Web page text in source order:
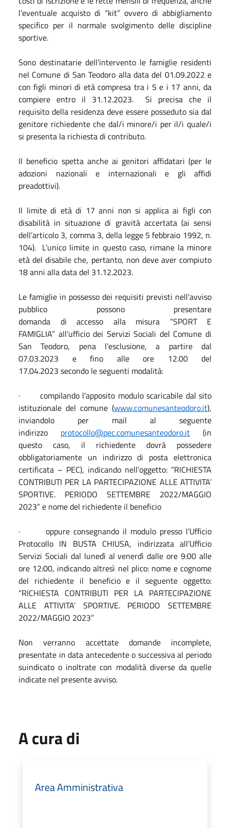
l’eventuale acquisto di “kit” ovvero di abbigliamento
specifico per il normale svolgimento delle discipline
sportive.
Sono destinatarie dell’intervento le famiglie residenti
nel Comune di San Teodoro alla data del 01.09.2022 e
con figli minori di età compresa tra i 5 e i 17 anni, da
compiere entro il 31.12.2023. Si precisa che il
requisito della residenza deve essere posseduto sia dal
genitore richiedente che dal/i minore/i per il/i quale/i
si presenta la richiesta di contributo.
Il beneficio spetta anche ai genitori affidatari (per le
adozioni nazionali e internazionali e gli affidi
preadottivi).
Il limite di età di 17 anni non si applica ai figli con
disabilità in situazione di gravità accertata (ai sensi
dell’articolo 3, comma 3, della legge 5 febbraio 1992, n.
104). L’unico limite in questo caso, rimane la minore
età del disabile che, pertanto, non deve aver compiuto
18 anni alla data del 31.12.2023.
Le famiglie in possesso dei requisiti previsti nell’avviso
pubblico possono presentare
domanda di accesso alla misura “SPORT E
FAMIGLIA” all’ufficio dei Servizi Sociali del Comune di
San Teodoro, pena l’esclusione, a partire dal
07.03.2023 e fino alle ore 12.00 del
17.04.2023 secondo le seguenti modalità:
· compilando l’apposito modulo scaricabile dal sito
istituzionale del comune (www.comunesanteodoro.it),
inviandolo per mail al seguente
indirizzo protocollo@pec.comunesanteodoro.it (in
questo caso, il richiedente dovrà possedere
obbligatoriamente un indirizzo di posta elettronica
certificata – PEC), indicando nell’oggetto: “RICHIESTA
CONTRIBUTI PER LA PARTECIPAZIONE ALLE ATTIVITA’
SPORTIVE. PERIODO SETTEMBRE 2022/MAGGIO
2023” e nome del richiedente il beneficio
· oppure consegnando il modulo presso l’Ufficio
Protocollo IN BUSTA CHIUSA, indirizzata all’Ufficio
Servizi Sociali dal lunedì al venerdì dalle ore 9:00 alle
ore 12:00, indicando altresì nel plico: nome e cognome
del richiedente il beneficio e il seguente oggetto:
“RICHIESTA CONTRIBUTI PER LA PARTECIPAZIONE
ALLE ATTIVITA’ SPORTIVE. PERIODO SETTEMBRE
2022/MAGGIO 2023”
Non verranno accettate domande incomplete,
presentate in data antecedente o successiva al periodo
suindicato o inoltrate con modalità diverse da quelle
indicate nel presente avviso.
A cura di
Area Amministrativa